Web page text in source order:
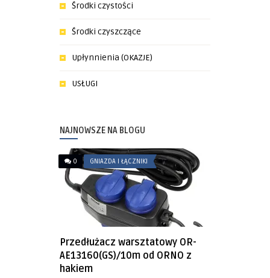
Środki czystości
Środki czyszczące
Upłynnienia (OKAZJE)
USŁUGI
NAJNOWSZE NA BLOGU
0 GNIAZDA I ŁĄCZNIKI
Przedłużacz warsztatowy OR-
AE13160(GS)/10m od ORNO z
hakiem